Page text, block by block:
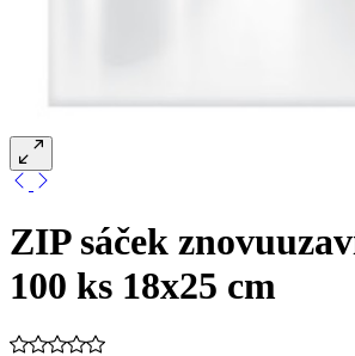
ZIP sáček
100 ks 18x25 cm